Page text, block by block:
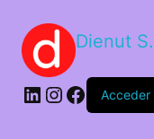
Dienut
Acceder